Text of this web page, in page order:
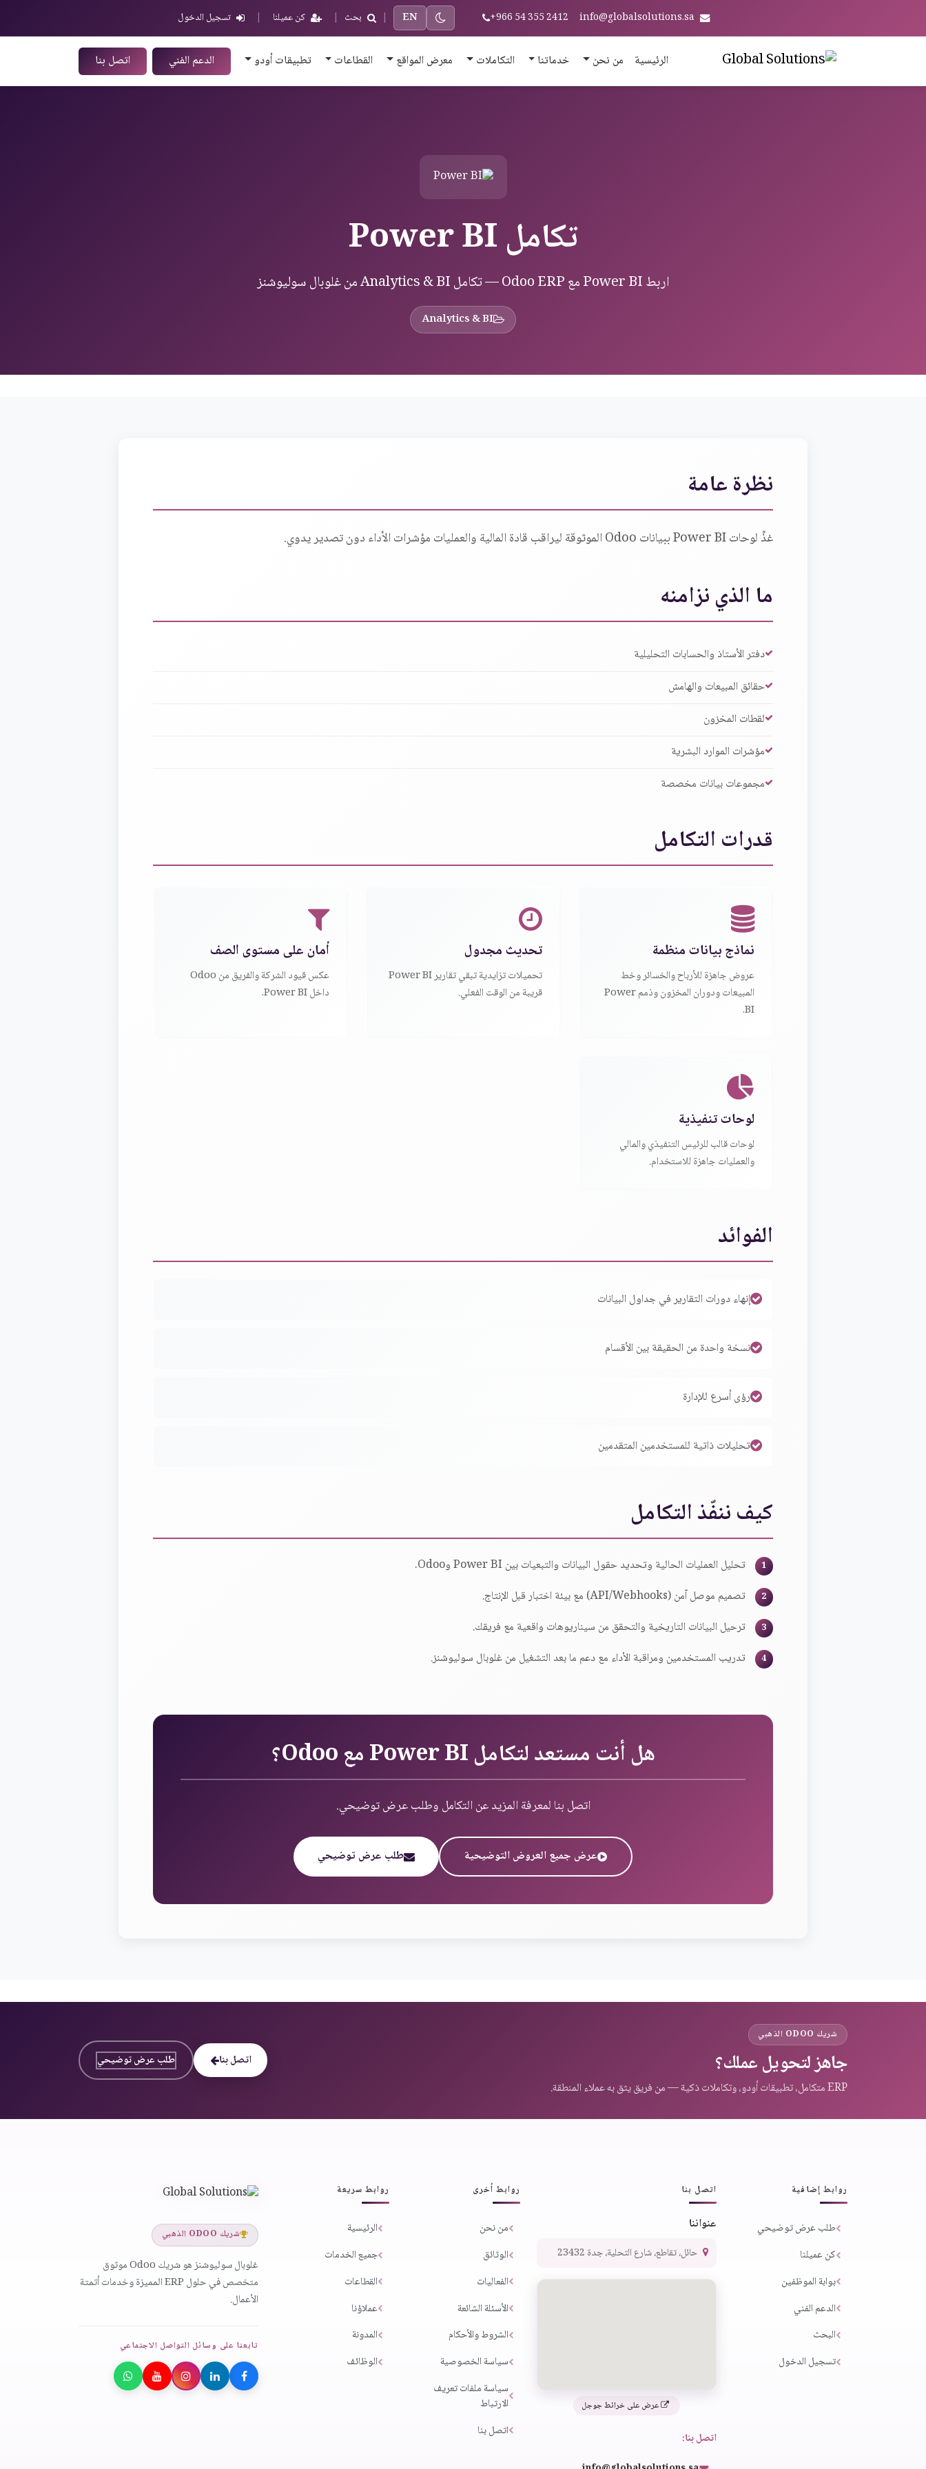
info@globalsolutions.sa
+966 54 355 2412
EN
| بحث | كن عميلنا | تسجيل الدخول
الرئيسية من نحن خدماتنا التكاملات معرض المواقع القطاعات تطبيقات أودو الدعم الفني اتصل بنا
تكامل Power BI
اربط Power BI مع Odoo ERP — تكامل Analytics & BI من غلوبال سوليوشنز
Analytics & BI
نظرة عامة
غذِّ لوحات Power BI ببيانات Odoo الموثوقة ليراقب قادة المالية والعمليات مؤشرات الأداء دون تصدير يدوي.
ما الذي نزامنه
دفتر الأستاذ والحسابات التحليلية
حقائق المبيعات والهامش
لقطات المخزون
مؤشرات الموارد البشرية
مجموعات بيانات مخصصة
قدرات التكامل
نماذج بيانات منظمة
عروض جاهزة للأرباح والخسائر وخط
المبيعات ودوران المخزون وذمم Power
BI.
تحديث مجدول
تحميلات تزايدية تبقي تقارير Power BI
قريبة من الوقت الفعلي.
أمان على مستوى الصف
عكس قيود الشركة والفريق من Odoo
داخل Power BI.
لوحات تنفيذية
لوحات قالب للرئيس التنفيذي والمالي
والعمليات جاهزة للاستخدام.
الفوائد
إنهاء دورات التقارير في جداول البيانات
نسخة واحدة من الحقيقة بين الأقسام
رؤى أسرع للإدارة
تحليلات ذاتية للمستخدمين المتقدمين
كيف ننفّذ التكامل
تحليل العمليات الحالية وتحديد حقول البيانات والتبعيات بين Power BI وOdoo.
تصميم موصل آمن (API/Webhooks) مع بيئة اختبار قبل الإنتاج.
ترحيل البيانات التاريخية والتحقق من سيناريوهات واقعية مع فريقك.
تدريب المستخدمين ومراقبة الأداء مع دعم ما بعد التشغيل من غلوبال سوليوشنز.
هل أنت مستعد لتكامل Power BI مع Odoo؟
اتصل بنا لمعرفة المزيد عن التكامل وطلب عرض توضيحي.
طلب عرض توضيحي عرض جميع العروض التوضيحية
شريك ODOO الذهبي
جاهز لتحويل عملك؟
ERP متكامل، تطبيقات أودو، وتكاملات ذكية — من فريق يثق به عملاء المنطقة.
اتصل بنا طلب عرض توضيحي
شريك ODOO الذهبي
غلوبال سوليوشنز هو شريك Odoo موثوق
متخصص في حلول ERP المميزة وخدمات أتمتة
الأعمال.
تابعنا على وسائل التواصل الاجتماعي
روابط سريعة
الرئيسية
جميع الخدمات
القطاعات
عملاؤنا
المدونة
الوظائف
روابط أخرى
من نحن
الوثائق
الفعاليات
الأسئلة الشائعة
الشروط والأحكام
سياسة الخصوصية
سياسة ملفات تعريف
الارتباط
اتصل بنا
اتصل بنا
عنواننا
حائل، تقاطع، شارع التحلية، جدة 23432
عرض على خرائط جوجل
اتصل بنا:
روابط إضافية
طلب عرض توضيحي
كن عميلنا
بوابة الموظفين
الدعم الفني
البحث
تسجيل الدخول